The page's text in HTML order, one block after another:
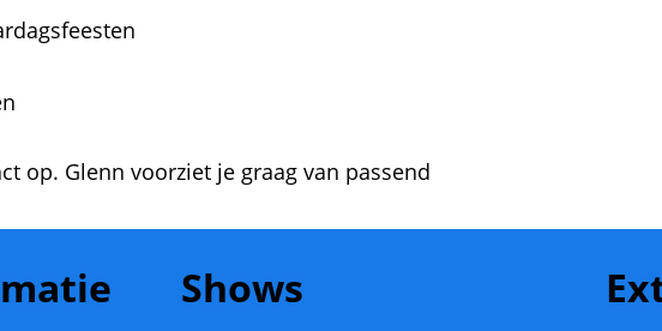
op. Glenn voorziet je graag van passend
Shows